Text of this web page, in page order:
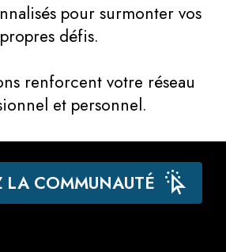
pour surmonter vos
propres défis.
renforcent votre réseau
et personnel.
LA COMMUNAUTÉ